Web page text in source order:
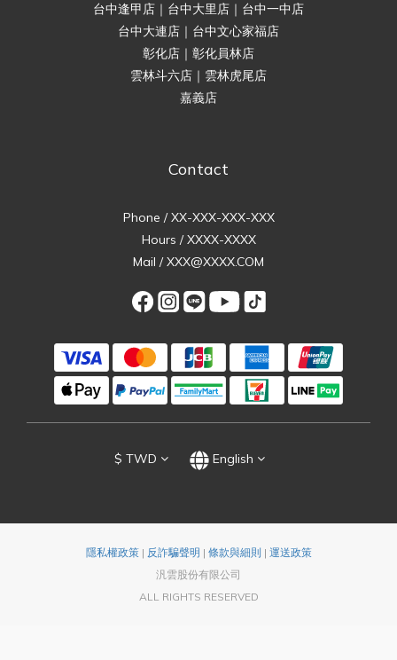
台中逢甲店｜台中大里店｜台中一中店
台中大連店｜台中文心家福店
彰化店｜彰化員林店
雲林斗六店｜雲林虎尾店
嘉義店
Contact
Phone / XX-XXX-XXX-XXX
Hours / XXXX-XXXX
Mail / XXX@XXXX.COM
$ TWD English
隱私權政策| 反詐騙聲明 | 條款與細則 | 運送政策
汎雲股份有限公司
ALL RIGHTS RESERVED